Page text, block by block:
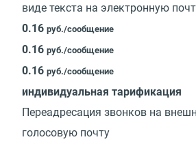
виде текста на электронную
0.16 руб./сообщение
0.16 руб./сообщение
0.16 руб./сообщение
индивидуальная тарификация
Переадресация звонков на
голосовую почту